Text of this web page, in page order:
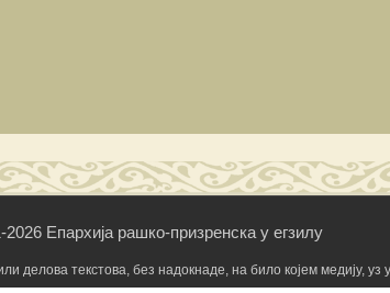
Епархија рашко-призренска у егзилу
текстова, без надокнаде, на било којем медију, уз